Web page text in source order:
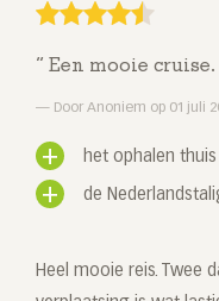
Een mooie cruise.
Door Anoniem op 01 juli
het ophalen thuis
de
Heel mooie reis. Twee